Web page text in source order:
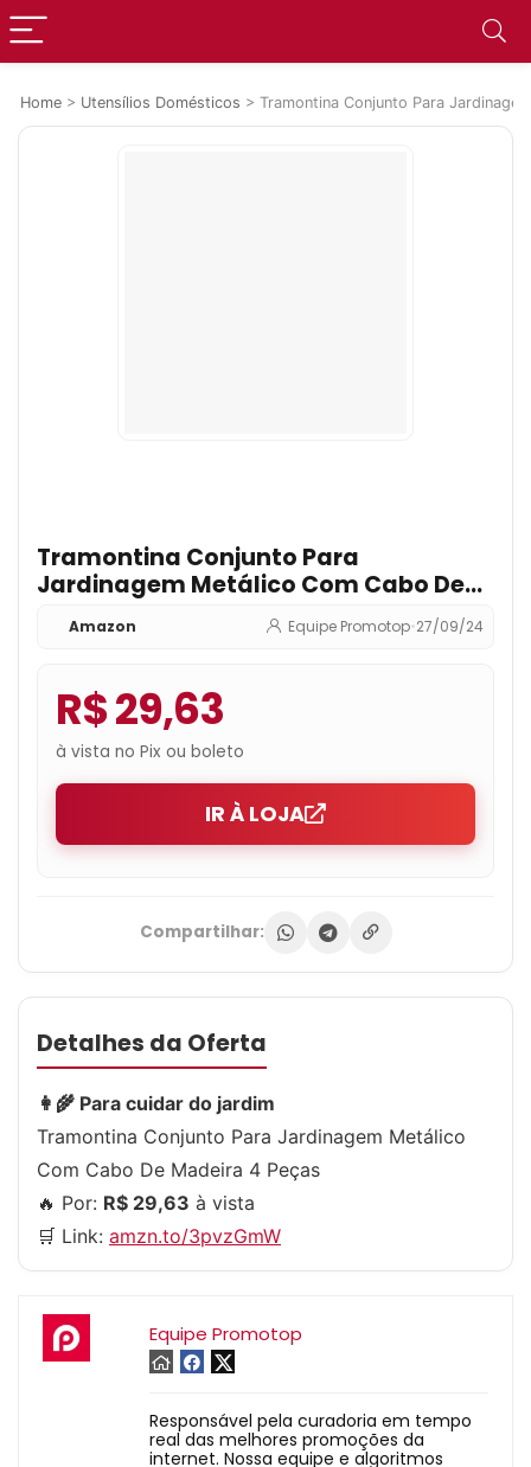
Home > Utensílios Domésticos > Tramontina Conjunto Para
Tramontina Conjunto Para
Jardinagem Metálico Com Cabo De
Amazon Equipe Promotop•27/09/24
R$ 29,63
à vista no Pix ou boleto
IR À LOJA
Compartilhar:
Detalhes da Oferta
👩‍🌾 Para cuidar do jardim
Tramontina Conjunto Para Jardinagem Metálico
Com Cabo De Madeira 4 Peças
🔥 Por: R$ 29,63 à vista
🛒 Link: amzn.to/3pvzGmW
Equipe Promotop
Responsável pela curadoria em tempo
real das melhores promoções da
internet. Nossa equipe e algoritmos